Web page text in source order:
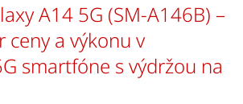
A14 5G (SM-A146B) –
ceny a výkonu v
smartfóne s výdržou na